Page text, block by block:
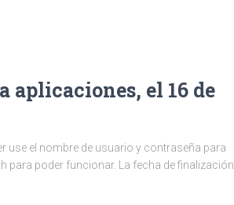
aplicaciones, el 16 de
use el nombre de usuario y contraseña para
para poder funcionar. La fecha de finalización